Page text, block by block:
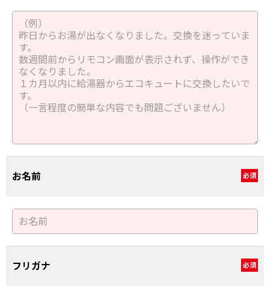
お名前 必須
フリガナ 必須